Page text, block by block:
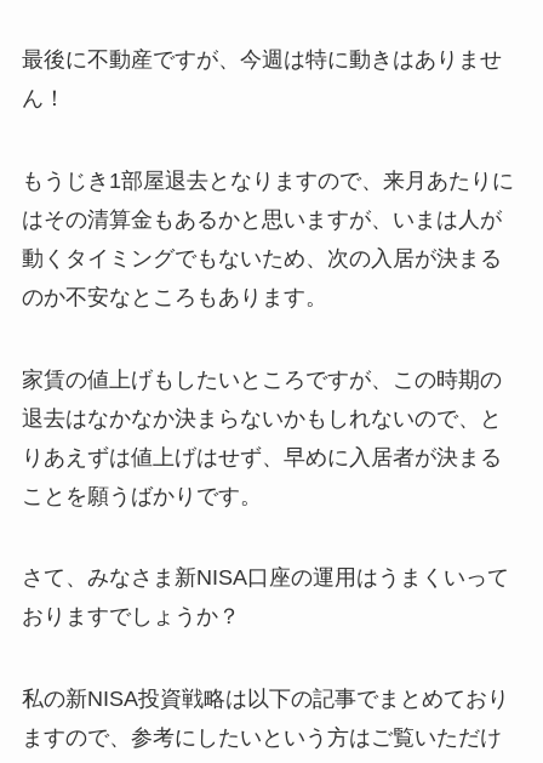
最後に不動産ですが、今週は特に動きはありませ
ん！
もうじき1部屋退去となりますので、来月あたりに
はその清算金もあるかと思いますが、いまは人が
動くタイミングでもないため、次の入居が決まる
のか不安なところもあります。
家賃の値上げもしたいところですが、この時期の
退去はなかなか決まらないかもしれないので、と
りあえずは値上げはせず、早めに入居者が決まる
ことを願うばかりです。
さて、みなさま新NISA口座の運用はうまくいって
おりますでしょうか？
私の新NISA投資戦略は以下の記事でまとめており
ますので、参考にしたいという方はご覧いただけ